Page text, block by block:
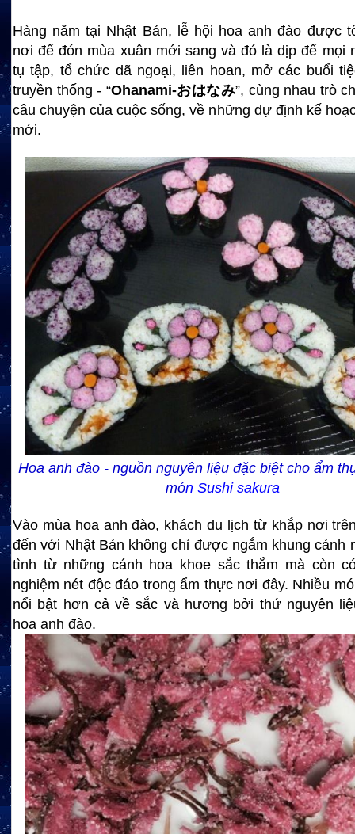
Hàng năm tại Nhật Bản, lễ hội hoa anh đào được
nơi để đón mùa xuân mới sang và đó là dịp để mọi
tụ tập, tổ chức dã ngoại, liên hoan, mở các buổi
truyền thống - “Ohanami-おはなみ”, cùng nhau trò
câu chuyện của cuộc sống, về những dự định kế
mới.
Hoa anh đào - nguồn nguyên liệu đặc biệt cho ẩm
món Sushi sakura
Vào mùa hoa anh đào, khách du lịch từ khắp nơi
đến với Nhật Bản không chỉ được ngắm khung cảnh
tình từ những cánh hoa khoe sắc thắm mà còn
nghiệm nét độc đáo trong ẩm thực nơi đây. Nhiều
nổi bật hơn cả về sắc và hương bởi thứ nguyên
hoa anh đào.